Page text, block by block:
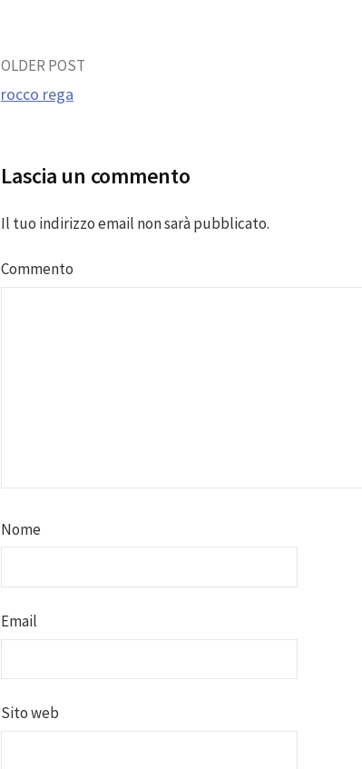
Post
OLDER POST
rocco rega
Lascia un commento
Il tuo indirizzo email non sarà pubblicato.
Commento
Nome
Email
Sito web